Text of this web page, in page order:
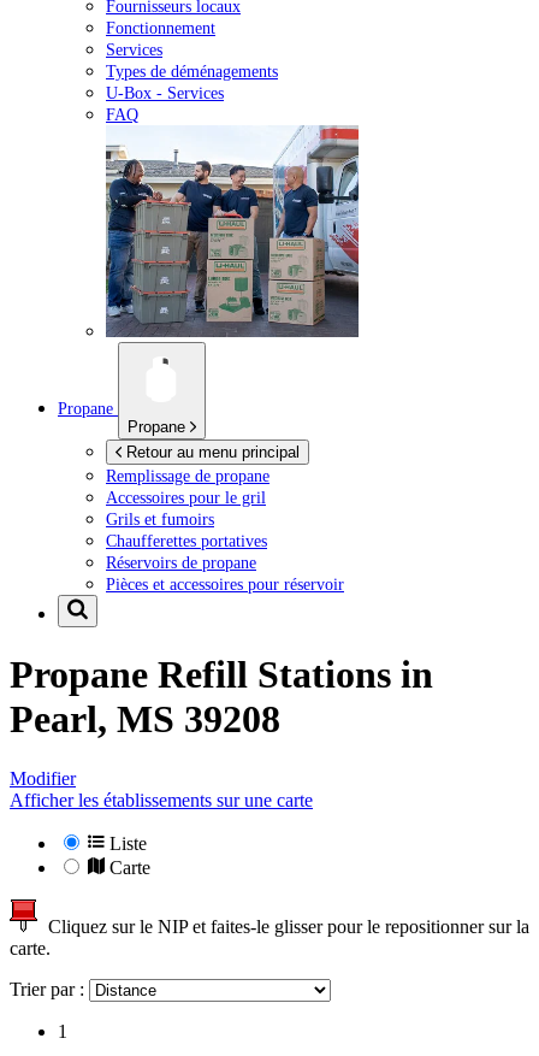
Fournisseurs locaux
Fonctionnement
Services
Types de déménagements
U-Box - Services
FAQ
Propane
Propane
Retour au menu principal
Remplissage de propane
Accessoires pour le gril
Grils et fumoirs
Chaufferettes portatives
Réservoirs de propane
Pièces et accessoires pour réservoir
Propane Refill Stations in
Pearl, MS 39208
Modifier
Afficher les établissements sur une carte
Liste
Carte
Cliquez sur le NIP et faites-le glisser pour le repositionner sur la
carte.
Trier par :
1